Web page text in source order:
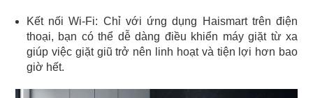
Kết nối Wi-Fi: Chỉ với ứng dụng Haismart trên điện
thoại, bạn có thể dễ dàng điều khiển máy giặt từ xa
giúp việc giặt giũ trở nên linh hoạt và tiện lợi hơn bao
giờ hết.